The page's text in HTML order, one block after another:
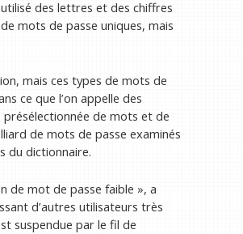
des lettres et des chiffres
mots de passe uniques, mais
mais ces types de mots de
ce que l’on appelle des
de mots et de
de mots de passe examinés
du dictionnaire.
de mot de passe faible », a
d’autres utilisateurs très
suspendue par le fil de